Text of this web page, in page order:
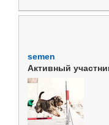
semen
Активный